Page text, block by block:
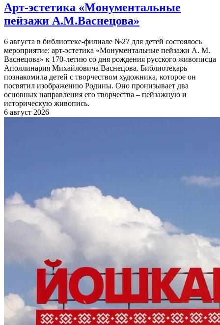
Арт-эстетика «Монументальные
пейзажи А.М.Васнецова»
6 августа в библиотеке-филиале №27 для детей состоялось
мероприятие: арт-эстетика «Монументальные пейзажи А. М.
Васнецова» к 170-летию со дня рождения русского живописца
Аполлинария Михайловича Васнецова. Библиотекарь
познакомила детей с творчеством художника, которое он
посвятил изображению Родины. Оно пронизывает два
основных направления его творчества – пейзажную и
историческую живопись.
6 август 2026